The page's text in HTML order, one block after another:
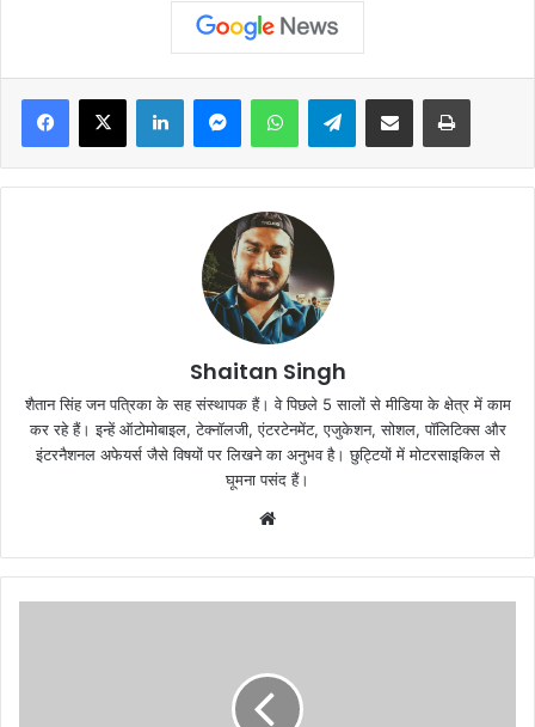
Facebook
X LinkedInMessengerWhatsAppTelegramShare via Email Print
Shaitan Singh
शैतान सिंह जन पत्रिका के सह संस्थापक हैं। वे पिछले 5 सालों से मीडिया के क्षेत्र में काम
कर रहे हैं। इन्हें ऑटोमोबाइल, टेक्नॉलजी, एंटरटेनमेंट, एजुकेशन, सोशल, पॉलिटिक्स और
इंटरनैशनल अफेयर्स जैसे विषयों पर लिखने का अनुभव है। छुट्टियों में मोटरसाइकिल से
घूमना पसंद हैं।